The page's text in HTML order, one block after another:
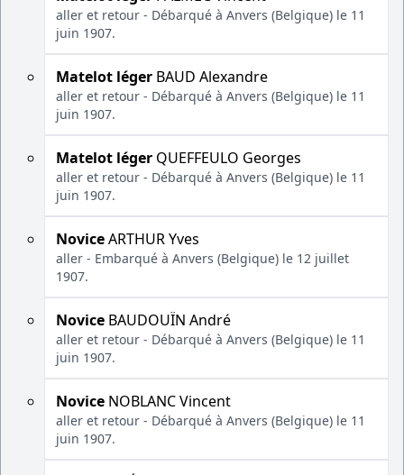
aller et retour - Débarqué à Anvers (Belgique) le 11
juin 1907.
Matelot léger BAUD Alexandre
aller et retour - Débarqué à Anvers (Belgique) le 11
juin 1907.
Matelot léger QUEFFEULO Georges
aller et retour - Débarqué à Anvers (Belgique) le 11
juin 1907.
NoviceARTHUR Yves
aller - Embarqué à Anvers (Belgique) le 12 juillet
1907.
Novice BAUDOUÏN André
aller et retour - Débarqué à Anvers (Belgique) le 11
juin 1907.
Novice NOBLANC Vincent
aller et retour - Débarqué à Anvers (Belgique) le 11
juin 1907.